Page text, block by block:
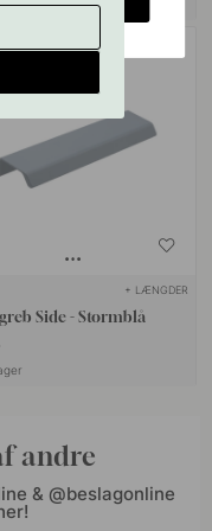
+ LÆNGDER
Side - Stormblå
andre
& @beslagonline